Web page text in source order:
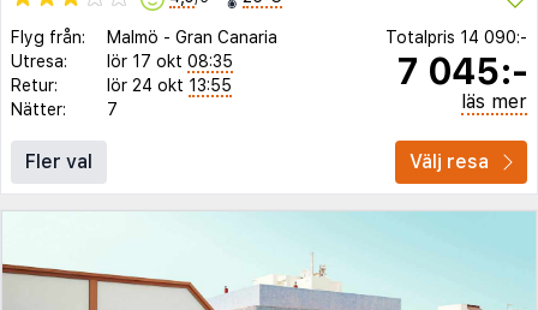
Flyg från: Malmö - Gran Canaria
Utresa:
lör 17 okt 08:35
Retur:
lör 24 okt 13:55
Nätter:
7
Totalpris 14 090:-
7 045:-
läs mer
Fler val Välj resa